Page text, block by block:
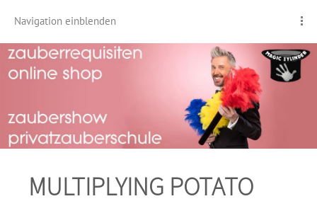
Navigation einblenden
MULTIPLYING POTATO